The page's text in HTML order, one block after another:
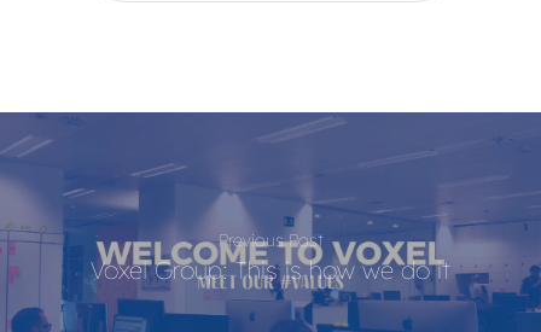
Previous Post
Voxel Group: This is how we do it